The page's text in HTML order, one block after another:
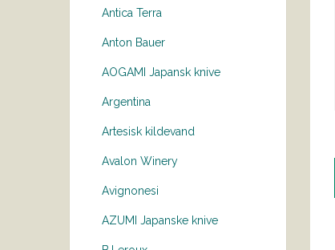
Antica Terra
Anton Bauer
AOGAMI Japansk knive
Argentina
Artesisk kildevand
Avalon Winery
Avignonesi
AZUMI Japanske knive